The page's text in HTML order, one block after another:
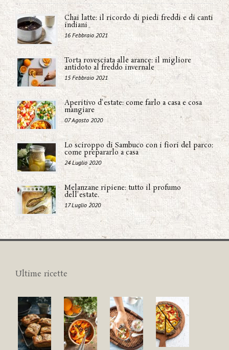
Chai latte: il ricordo di piedi freddi e di canti
indiani
16 Febbraio 2021
Torta rovesciata alle arance: il migliore
antidoto al freddo invernale
15 Febbraio 2021
Aperitivo d'estate: come farlo a casa e cosa
mangiare
07 Agosto 2020
Lo sciroppo di Sambuco con i fiori del parco:
come prepararlo a casa
24 Luglio 2020
Melanzane ripiene: tutto il profumo
dell'estate.
17 Luglio 2020
Ultime ricette